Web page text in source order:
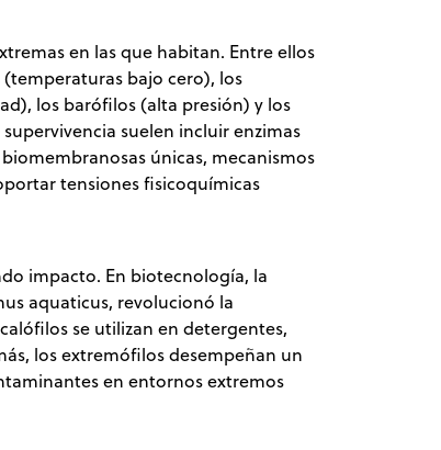
en las que habitan. Entre ellos
bajo cero), los
los barófilos (alta presión) y los
suelen incluir enzimas
únicas, mecanismos
tensiones fisicoquímicas
impacto. En biotecnología, la
aquaticus, revolucionó la
se utilizan en detergentes,
los extremófilos desempeñan un
en entornos extremos